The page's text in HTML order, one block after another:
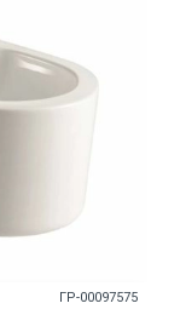
ГР-00097575